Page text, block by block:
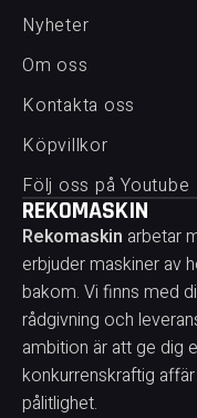
Nyheter
Om oss
Kontakta oss
Köpvillkor
Följ oss på Youtube
REKOMASKIN
Rekomaskin arbetar
erbjuder maskiner av
bakom. Vi finns med
rådgivning och
ambition är att ge dig
konkurrenskraftig
pålitlighet.